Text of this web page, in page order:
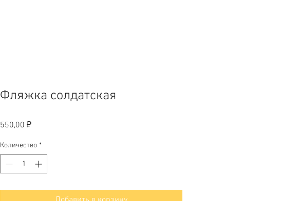
Фляжка солдатская
550,00 ₽Цена
Количество *